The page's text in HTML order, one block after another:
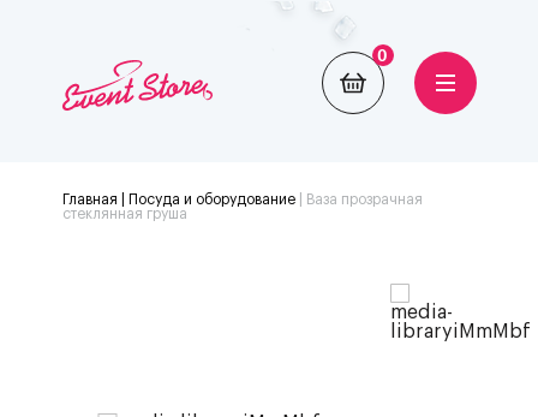
0
Главная | Посуда и оборудование|
Ваза прозрачная
стеклянная груша